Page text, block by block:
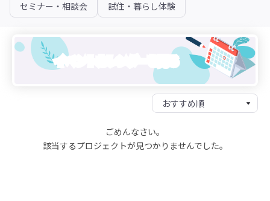
セミナー・相談会
試住・暮らし体験
イベントカレンダーを見る
ごめんなさい。
該当するプロジェクトが見つかりませんでした。